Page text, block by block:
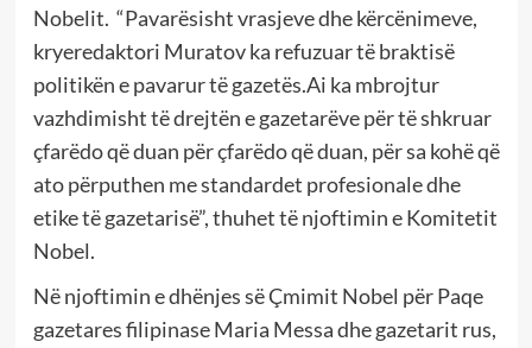
Nobelit. “Pavarësisht vrasjeve dhe kërcënimeve,
kryeredaktori Muratov ka refuzuar të braktisë
politikën e pavarur të gazetës.Ai ka mbrojtur
vazhdimisht të drejtën e gazetarëve për të shkruar
çfarëdo që duan për çfarëdo që duan, për sa kohë që
ato përputhen me standardet profesionale dhe
etike të gazetarisë”, thuhet të njoftimin e Komitetit
Nobel.
Në njoftimin e dhënjes së Çmimit Nobel për Paqe
gazetares filipinase Maria Messa dhe gazetarit rus,